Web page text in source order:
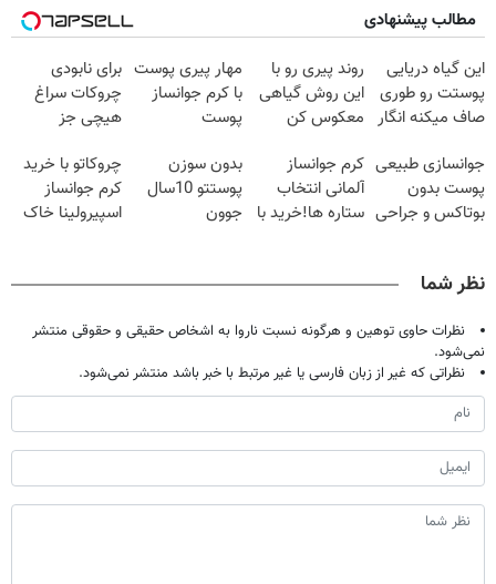
مطالب پیشنهادی
این گیاه دریایی
پوستت رو طوری
صاف میکنه انگار
شدی🔥
روند پیری رو با
این روش گیاهی
معکوس کن
مهار پیری پوست
با کرم جوانساز
پوست
ویژه تا امشب)
برای نابودی
چروکات سراغ
هیچی جز
نرو(تخفیف40%)
جوانسازی طبیعی
پوست بدون
بوتاکس و جراحی
کرم جوانساز
آلمانی انتخاب
ستاره ها!خرید با
بدون سوزن
پوستتو 10سال
جوون
چروکاتو با خرید
کرم جوانساز
اسپیرولینا خاک
نظر شما
نظرات حاوی توهین و هرگونه نسبت ناروا به اشخاص حقیقی و حقوقی منتشر
نمی‌شود.
نظراتی که غیر از زبان فارسی یا غیر مرتبط با خبر باشد منتشر نمی‌شود.